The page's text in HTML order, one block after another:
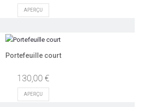
APERÇU
Portefeuille court
130,00 €
APERÇU